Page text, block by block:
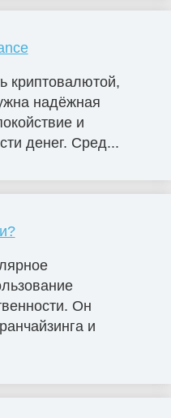
криптовалютой,
надёжная
и
денег. Сред...
Он
и